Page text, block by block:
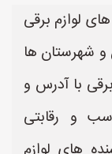
لوازم برقی
و شهرستان ها
با آدرس و
و رقابتی